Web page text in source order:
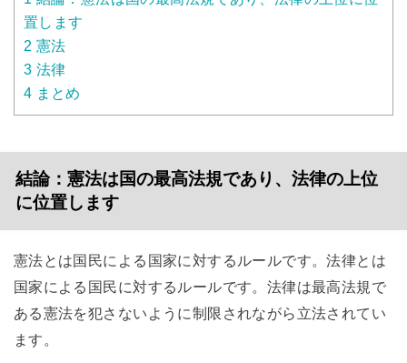
置します
2 憲法
3 法律
4 まとめ
結論：憲法は国の最高法規であり、法律の上位
に位置します
憲法とは国民による国家に対するルールです。法律とは
国家による国民に対するルールです。法律は最高法規で
ある憲法を犯さないように制限されながら立法されてい
ます。